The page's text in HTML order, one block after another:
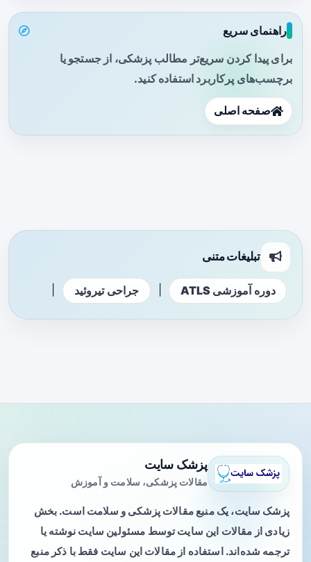
راهنمای سریع
برای پیدا کردن سریع‌تر مطالب پزشکی، از جستجو یا
برچسب‌های پرکاربرد استفاده کنید.
صفحه اصلی
تبلیغات متنی
دوره آموزشی ATLS جراحی تیروئید
پزشک سایت
مقالات پزشکی، سلامت و آموزش
پزشک سایت، یک منبع مقالات پزشکی و سلامت است. بخش
زیادی از مقالات این سایت توسط مسئولین سایت نوشته یا
ترجمه شده‌اند. استفاده از مقالات این سایت فقط با ذکر منبع